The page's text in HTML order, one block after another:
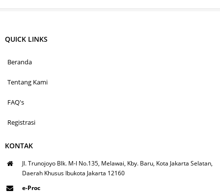
QUICK LINKS
Beranda
Tentang Kami
FAQ's
Registrasi
KONTAK
Jl. Trunojoyo Blk. M-I No.135, Melawai, Kby. Baru, Kota Jakarta Selatan,
Daerah Khusus Ibukota Jakarta 12160
e-Proc